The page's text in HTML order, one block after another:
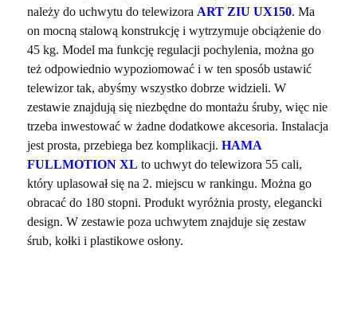
należy do uchwytu do telewizora ART ZIU UX150. Ma
on mocną stalową konstrukcję i wytrzymuje obciążenie do
45 kg. Model ma funkcję regulacji pochylenia, można go
też odpowiednio wypoziomować i w ten sposób ustawić
telewizor tak, abyśmy wszystko dobrze widzieli. W
zestawie znajdują się niezbędne do montażu śruby, więc nie
trzeba inwestować w żadne dodatkowe akcesoria. Instalacja
jest prosta, przebiega bez komplikacji. HAMA
FULLMOTION XL to uchwyt do telewizora 55 cali,
który uplasował się na 2. miejscu w rankingu. Można go
obracać do 180 stopni. Produkt wyróżnia prosty, elegancki
design. W zestawie poza uchwytem znajduje się zestaw
śrub, kołki i plastikowe osłony.